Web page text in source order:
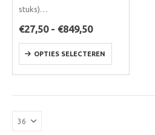
stuks)
60 liter – € 289,50
200 liter – €…
€27,50 - €849,50Prijsklasse:
tot
€849,50
OPTIES SELECTEREN
Dit
product
heeft
Deze
optie